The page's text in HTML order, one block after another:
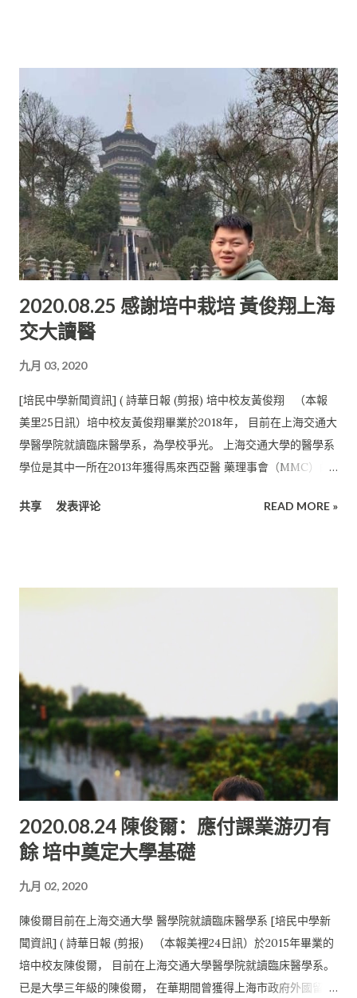
了馬中兩國教育文化的交流。 廖校長在受訪時透露，培中每年出
國深造的畢業生有增無減， 且有逐年攀升的跡象。 “ 根據董總學
生事務局的全國華文獨中2017年畢業生升學數據調查 顯示，華文
獨中畢業生的升學率達77.48％，其中有約60％ 畢業生是選擇在
國內的大專院校升學，約39% 的畢業生往國外升學，其中前往中
國大陸升學的占了約11%， 這當然也包括了本校畢業生。 由此可
以證明我們獨中畢業生半數以上都是在國內英語源流大學就讀 ，
培中生只能到中國或臺灣以中文源流大學留學的舊思想是需要更
正的 ，隨著中國軟硬實力的崛起，相信會有更多的學生湧入中國
就讀。” 他在受訪時這樣表示。 他繼而表示，培中推崇有教無類
的教育方針， 也重視學生的個人品德發展，曾培養出無數有禮
貌、虛心向學、 懂得飲水思源且熱心回饋社會的培中生。 他透
予小六生申請， 借此機會鼓勵應屆小六生報讀培中。 有意報名的
家長可於周壹至周五早上8時至下午5時及周六早上8時 至中午12
時親臨培中秘書處索取新生報名表格及了解相關升學資訊 。 欲知
詳情，亦可致電培中秘書處：085-432448、
01155052448（Whatsapp）或面子書（ Facebook）美裡培民
2020.08.25 感謝培中栽培 黃俊翔上海
交大讀醫
九月 03, 2020
[培民中學新聞資訊] ( 詩華日報 (剪报) 培中校友黃俊翔 （本報
美里25日訊）培中校友黃俊翔畢業於2018年， 目前在上海交通大
學醫學院就讀臨床醫學系，為學校爭光。 上海交通大學的醫學系
學位是其中一所在2013年獲得馬來西亞醫 藥理事會（MMC）的
冊，以在馬來西亞國內執業。 黃俊翔受訪時表示，培中是一所學
掌握。 校方引入了國際認可的劍橋英語課程， 藉此為學生們的英
語掌握打下穩固的基礎， 使學生得以在國際化的舞臺上占一席之
地。黃俊翔表示， 掌握好三語，使他能在目前的求學生涯中遊刃
有余。 因為他們需要閱讀大量的學術論文、期刊報告、醫學著作
等等， 而這些著作當中，其中不乏有許多英語作品。 他慶幸自己
在中學求學時期已經打下穩固的語文基礎， 這讓他夠閱讀更多的
作品,參加許多國內外著名教授的科研講座, 藉此豐富自身對醫學
方面的知識。 著重學生六育發展 培民中學非常註重學生德、智、
體、群、美、勞六育的均衡發展。 校方除了註重學術教育，也不
與。此外，常年活動，如： 新春舞獅籌款、義賣會、運動會、 文
娛晚會等活動都能培養學生透過團體活動，生活體驗，建立健
康、 積極的人生價值觀，明白人際與自然關系及處事之道， 進而
積極參與社會事務，服務社會。 培民中學培育了無數的人才。培
中生也秉持著 “取之於社會，用之於社會”的精神， 主動並且積極
共享 发表评论 READ MORE »
2020.08.24 陳俊爾：應付課業游刃有
餘 培中奠定大學基礎
九月 02, 2020
陳俊爾目前在上海交通大學 醫學院就讀臨床醫學系 [培民中學新
聞資訊] ( 詩華日報 (剪报) （本報美裡24日訊）於2015年畢業的
培中校友陳俊爾， 目前在上海交通大學醫學院就讀臨床醫學系。
已是大學三年級的陳俊爾， 在華期間曾獲得上海市政府外國留學